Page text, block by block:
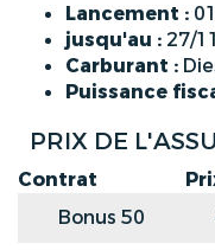
Lancement :
jusqu'au : 27/
Carburant :
Puissance
PRIX DE
Contrat
Bonus 50